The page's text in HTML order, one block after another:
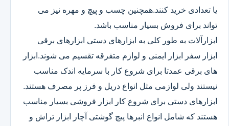
یا تعدادی خرید کنند.همچنین چسب و پیچ و مهره نیز می
تواند برای فروش بسیار مناسب باشد.
ابزارآلات به طور کلی به ابزارهای دستی ابزارهای برقی
ابزار سفر ابزار ایمنی و لوازم متفرقه تقسیم می شوند.ابزار
های برقی عمدتا برای شروع کار با سرمایه اندک مناسب
نیستند ولی لوازمی مثل انواع دریل و فرز پر مصرف هستند.
ابزارهای دستی برای شروع کار ابزار فروشی بسیار مناسب
هستند که شامل انواع انبرها پیچ گوشتی آچار ابزار تراش و